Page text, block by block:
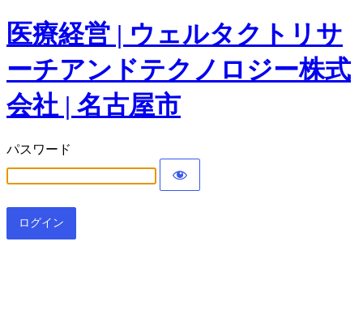
医療経営 | ウェルタクトリサ
ーチアンドテクノロジー株式
会社 | 名古屋市
パスワード